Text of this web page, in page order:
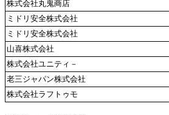
株式会社丸鬼商店
ミドリ安全株式会社
ミドリ安全株式会社
山喜株式会社
株式会社ユニティ－
老三ジャパン株式会社
株式会社ラフトゥモ